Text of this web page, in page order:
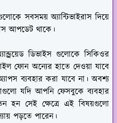
সবসময় অ্যান্টিভাইরাস দিয়ে
আপডেট থাকে।
ডিভাইস গুলোকে সিকিওর
ফোন অন্যের হাতে দেওয়া যাবে
ব্যবহার করা যাবে না। অবশ্য
যদি আপনি ফেসবুকে ব্যবহার
হন সেই ক্ষেত্রে এই বিষয়গুলো
পড়তে পারেন।